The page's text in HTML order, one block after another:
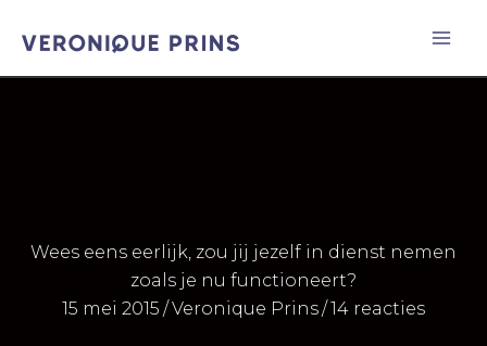
naar
Wees eens eerlijk, zou jij jezelf in dienst nemen
zoals je nu functioneert?
15 mei 2015 /Veronique Prins/14 reacties